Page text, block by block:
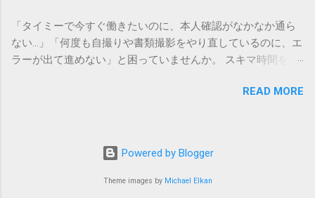
るのが最も効率的です。現在の荷物がいったいどこにあるの
か、いつ届く予定なのかは、お手元の番号一つで判明しま
す。 伝票番号（お問い合わせ番号）を準備する : 送り状（伝
票）の控えに記載されている、数字の並びを確認してくださ
い。これが荷物の識別番号になります。 確認できる内容 : 集
め、電話がつながるのを待つ必要がありません。 スマートフ
るだけで、リアルタイムの状況が表示されます。もしステー
て刻み込む伝統的な儀礼です。 一本締めがもたらすポジティ
ブな効果 一体感の創出 参加者全員が一斉に同じリズムを刻む
ことで、集団としての連帯感が生まれます。 心地よい終幕
韻を大切にしながら、すっきりと解散することができます。
「一本締め」と「一丁締め」の違い 一般的に「パン！パン！
るものを一本締めと呼びますが、一部の地域や習慣ではこれ
「タイミーで今すぐ働きたいのに、本人確認がなかなか通ら
ない…」「何度も自撮りや書類撮影をやり直しているのに、エ
ラーが出て進めない」と困っていませんか。 スキマ時間を有
賢い働き方に欠かせないツールです。しかし、その最初の壁
という、もったいない状況になってしまいます。 実は、タイ
ミーの本人確認で失敗する原因の多くは、非常にシンプル
で、ちょっとしたコツを知るだけで解決できるものばかりで
READ MORE
Powered by Blogger
Theme images by Michael Elkan